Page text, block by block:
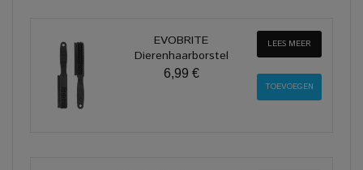
EVOBRITE
Dierenhaarborstel
6,99 €
LEES MEER